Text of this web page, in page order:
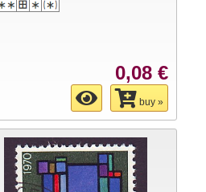
0,08 €
buy »